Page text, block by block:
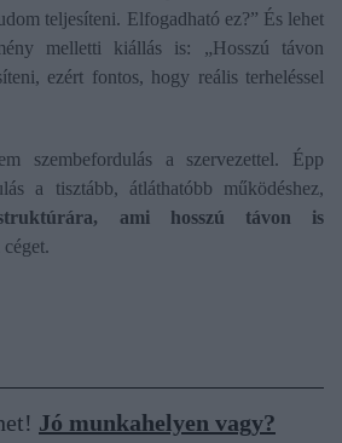
teljesíteni. Elfogadható ez?” És lehet
melletti kiállás is: „Hosszú távon
ezért fontos, hogy reális terheléssel
szembefordulás a szervezettel. Épp
a tisztább, átláthatóbb működéshez,
ami hosszú távon is
céget.
Jó munkahelyen vagy?